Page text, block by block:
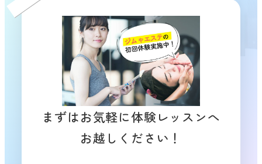
まずはお気軽に体験レッスンへ
お越しください！